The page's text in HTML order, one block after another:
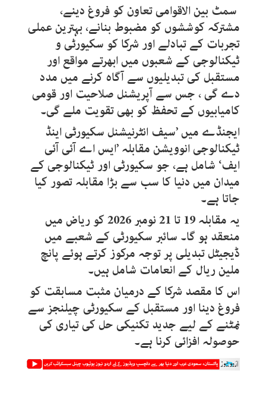
سمٹ بین الاقوامی تعاون کو فروغ دینے،
مشترکہ کوششوں کو مضبوط بنانے، بہترین عملی
تجربات کے تبادلے اور شرکا کو سکیورٹی و
ٹیکنالوجی کے شعبوں میں ابھرتے مواقع اور
مستقبل کی تبدیلیوں سے آگاہ کرنے میں مدد
دے گی ، جس سے آپریشنل صلاحیت اور قومی
کامیابیوں کے تحفظ کو بھی تقویت ملے گی۔
ایجنڈے میں ’سیف انٹرنیشنل سکیورٹی اینڈ
ٹیکنالوجی انوویشن مقابلہ ’ایس اے آئی آئی
ایف‘ شامل ہے، جو سکیورٹی اور ٹیکنالوجی کے
میدان میں دنیا کا سب سے بڑا مقابلہ تصور کیا
جاتا ہے۔
یہ مقابلہ 19 تا 21 نومبر 2026 کو ریاض میں
منعقد ہو گا۔ سائبر سکیورٹی کے شعبے میں
ڈیجیٹل تبدیلی پر توجہ مرکوز کرتے ہوئے پانچ
ملین ریال کے انعامات شامل ہیں۔
اس کا مقصد شرکا کے درمیان مثبت مسابقت کو
فروغ دینا اور مستقبل کے سکیورٹی چیلنجز سے
نمٹنے کے لیے جدید تکنیکی حل کی تیاری کی
حوصولہ افزائی کرنا ہے۔